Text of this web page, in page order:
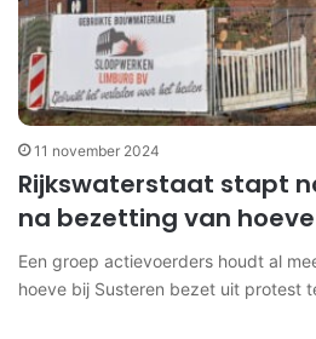
11 november 2024
Rijkswaterstaat stapt
na bezetting van
Een groep actievoerders houdt al
hoeve bij Susteren bezet uit protest